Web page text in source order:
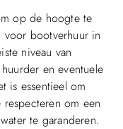
op de hoogte te
voor bootverhuur in
niveau van
en eventuele
is essentieel om
om een
te garanderen.